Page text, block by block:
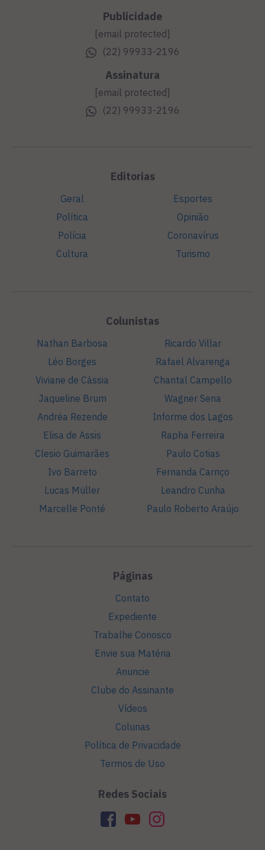
Publicidade
[email protected]
(22) 99933-2196
Assinatura
[email protected]
(22) 99933-2196
Editorias
Geral
Política
Polícia
Cultura
Esportes
Opinião
Coronavírus
Turismo
Colunistas
Nathan Barbosa
Léo Borges
Viviane de Cássia
Jaqueline Brum
Andréa Rezende
Elisa de Assis
Clesio Guimarães
Ivo Barreto
Lucas Müller
Marcelle Ponté
Ricardo Villar
Rafael Alvarenga
Chantal Campello
Wagner Sena
Informe dos Lagos
Rapha Ferreira
Paulo Cotias
Fernanda Carriço
Leandro Cunha
Paulo Roberto Araújo
Páginas
Contato
Expediente
Trabalhe Conosco
Envie sua Matéria
Anuncie
Clube do Assinante
Vídeos
Colunas
Política de Privacidade
Termos de Uso
Redes Sociais